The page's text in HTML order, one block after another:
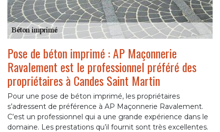
Pose de béton imprimé : AP Maçonnerie
Ravalement est le professionnel préféré des
propriétaires à Candes Saint Martin
Pour une pose de béton imprimé, les propriétaires
s’adressent de préférence à AP Maçonnerie Ravalement.
C’est un professionnel qui a une grande expérience dans le
domaine. Les prestations qu’il fournit sont très excellentes.